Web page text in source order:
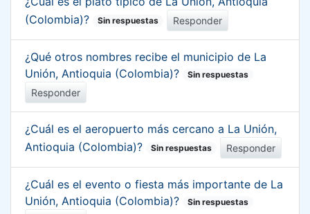
(Colombia)?
Sin respuestas Responder
¿Qué otros nombres recibe el municipio de La
Unión, Antioquia (Colombia)?
Sin respuestas
Responder
¿Cuál es el aeropuerto más cercano a La Unión,
Antioquia (Colombia)?
Sin respuestas Responder
¿Cuál es el evento o fiesta más importante de La
Unión, Antioquia (Colombia)?
Sin respuestas